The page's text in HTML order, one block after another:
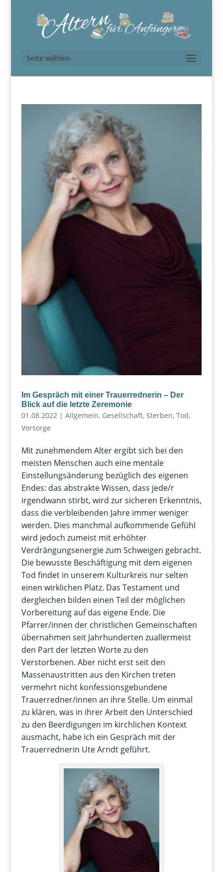
Seite wählen
Im Gespräch mit einer Trauerrednerin – Der
Blick auf die letzte Zeremonie
01.08.2022| Allgemein, Gesellschaft, Sterben, Tod,
Vorsorge
Mit zunehmendem Alter ergibt sich bei den
meisten Menschen auch eine mentale
Einstellungsänderung bezüglich des eigenen
Endes: das abstrakte Wissen, dass jede/r
irgendwann stirbt, wird zur sicheren Erkenntnis,
dass die verbleibenden Jahre immer weniger
werden. Dies manchmal aufkommende Gefühl
wird jedoch zumeist mit erhöhter
Verdrängungsenergie zum Schweigen gebracht.
Die bewusste Beschäftigung mit dem eigenen
Tod findet in unserem Kulturkreis nur selten
einen wirklichen Platz. Das Testament und
dergleichen bilden einen Teil der möglichen
Vorbereitung auf das eigene Ende. Die
Pfarrer/innen der christlichen Gemeinschaften
übernahmen seit Jahrhunderten zuallermeist
den Part der letzten Worte zu den
Verstorbenen. Aber nicht erst seit den
Massenaustritten aus den Kirchen treten
vermehrt nicht konfessionsgebundene
Trauerredner/innen an ihre Stelle. Um einmal
zu klären, was in ihrer Arbeit den Unterschied
zu den Beerdigungen im kirchlichen Kontext
ausmacht, habe ich ein Gespräch mit der
Trauerrednerin Ute Arndt geführt.